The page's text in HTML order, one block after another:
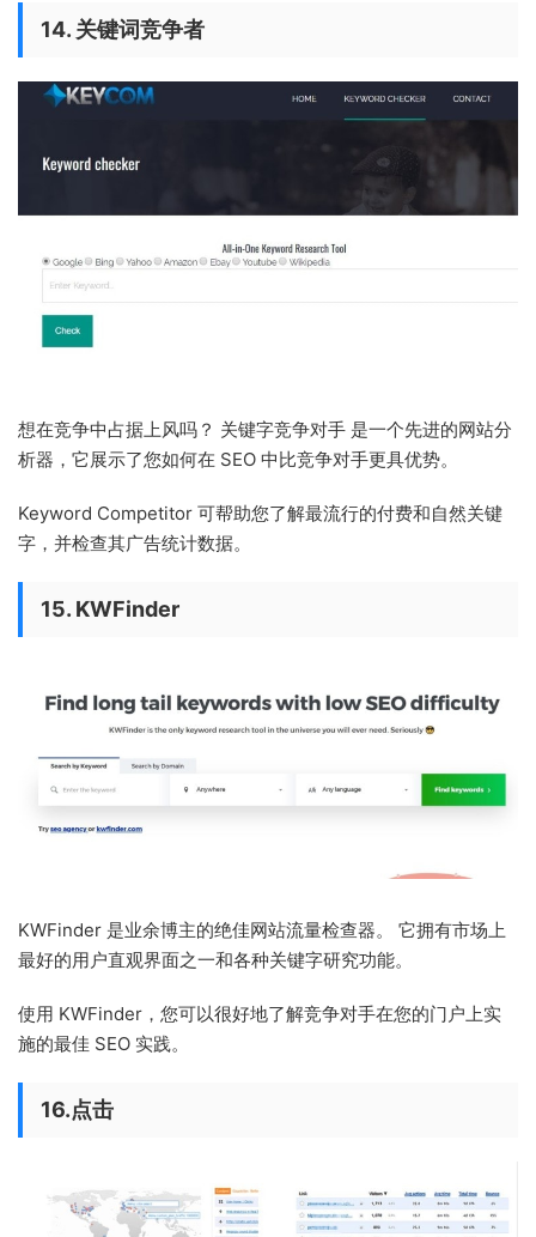
14. 关键词竞争者
想在竞争中占据上风吗？ 关键字竞争对手 是一个先进的网站分
析器，它展示了您如何在 SEO 中比竞争对手更具优势。
Keyword Competitor 可帮助您了解最流行的付费和自然关键
字，并检查其广告统计数据。
15. KWFinder
KWFinder 是业余博主的绝佳网站流量检查器。 它拥有市场上
最好的用户直观界面之一和各种关键字研究功能。
使用 KWFinder，您可以很好地了解竞争对手在您的门户上实
施的最佳 SEO 实践。
16.点击